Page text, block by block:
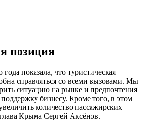
позиция
показала, что туристическая
справляться со всеми вызовами. Мы
ситуацию на рынке и предпочтения
поддержку бизнесу. Кроме того, в этом
количество пассажирских
Крыма Сергей Аксёнов.